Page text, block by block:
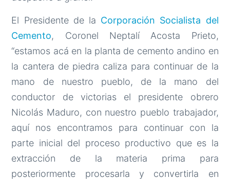
El Presidente de la Corporación Socialista del
Cemento, Coronel Neptalí Acosta Prieto,
“estamos acá en la planta de cemento andino en
la cantera de piedra caliza para continuar de la
mano de nuestro pueblo, de la mano del
conductor de victorias el presidente obrero
Nicolás Maduro, con nuestro pueblo trabajador,
aquí nos encontramos para continuar con la
parte inicial del proceso productivo que es la
extracción de la materia prima para
posteriormente procesarla y convertirla en